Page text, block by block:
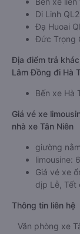
Di Linh
Đạ Huoai
Đức Trọng
Địa điểm trả
Lâm Đồng đi Hà
Bến xe Hà
Giá vé xe
nhà xe Tân Niên
giường
limousine:
Giá vé xe
dịp Lễ, Tết
Thông tin liên hệ
Văn phòng xe